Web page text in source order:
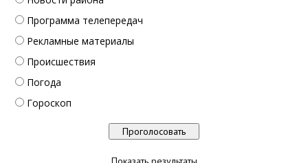
Программа телепередач
Рекламные материалы
Происшествия
Погода
Гороскоп